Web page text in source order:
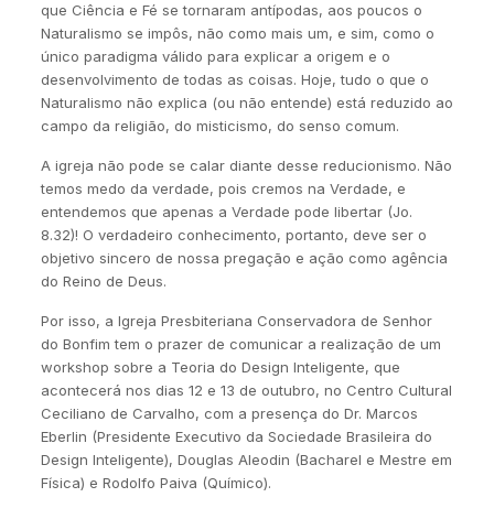
que Ciência e Fé se tornaram antípodas, aos poucos o
Naturalismo se impôs, não como mais um, e sim, como o
único paradigma válido para explicar a origem e o
desenvolvimento de todas as coisas. Hoje, tudo o que o
Naturalismo não explica (ou não entende) está reduzido ao
campo da religião, do misticismo, do senso comum.
A igreja não pode se calar diante desse reducionismo. Não
temos medo da verdade, pois cremos na Verdade, e
entendemos que apenas a Verdade pode libertar (Jo.
8.32)! O verdadeiro conhecimento, portanto, deve ser o
objetivo sincero de nossa pregação e ação como agência
do Reino de Deus.
Por isso, a Igreja Presbiteriana Conservadora de Senhor
do Bonfim tem o prazer de comunicar a realização de um
workshop sobre a Teoria do Design Inteligente, que
acontecerá nos dias 12 e 13 de outubro, no Centro Cultural
Ceciliano de Carvalho, com a presença do Dr. Marcos
Eberlin (Presidente Executivo da Sociedade Brasileira do
Design Inteligente), Douglas Aleodin (Bacharel e Mestre em
Física) e Rodolfo Paiva (Químico).